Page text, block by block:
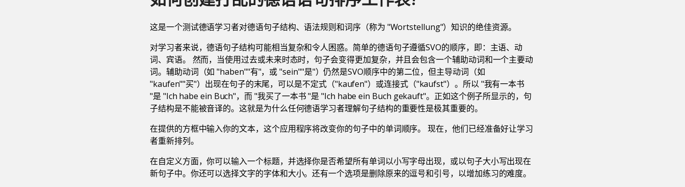
这是一个测试德语学习者对德语句子结构、语法规则和词序（称为 "Wortstellung"）知识的绝佳资源。
对学习者来说，德语句子结构可能相当复杂和令人困惑。简单的德语句子遵循SVO的顺序，即：主语、动
词、宾语。 然而，当使用过去或未来时态时，句子会变得更加复杂，并且会包含一个辅助动词和一个主要动
词。辅助动词（如 "haben""有"，或 "sein""是"）仍然是SVO顺序中的第二位，但主导动词（如
"kaufen""买"）出现在句子的末尾，可以是不定式（"kaufen"）或连接式（"kaufst"）。所以 "我有一本书
"是 "Ich habe ein Buch"，而 "我买了一本书 "是 "Ich habe ein Buch gekauft"。正如这个例子所显示的，句
子结构是不能被音译的。这就是为什么任何德语学习者理解句子结构的重要性是极其重要的。
在提供的方框中输入你的文本，这个应用程序将改变你的句子中的单词顺序。 现在，他们已经准备好让学习
者重新排列。
在自定义方面，你可以输入一个标题，并选择你是否希望所有单词以小写字母出现，或以句子大小写出现在
新句子中。你还可以选择文字的字体和大小。还有一个选项是删除原来的逗号和引号，以增加练习的难度。